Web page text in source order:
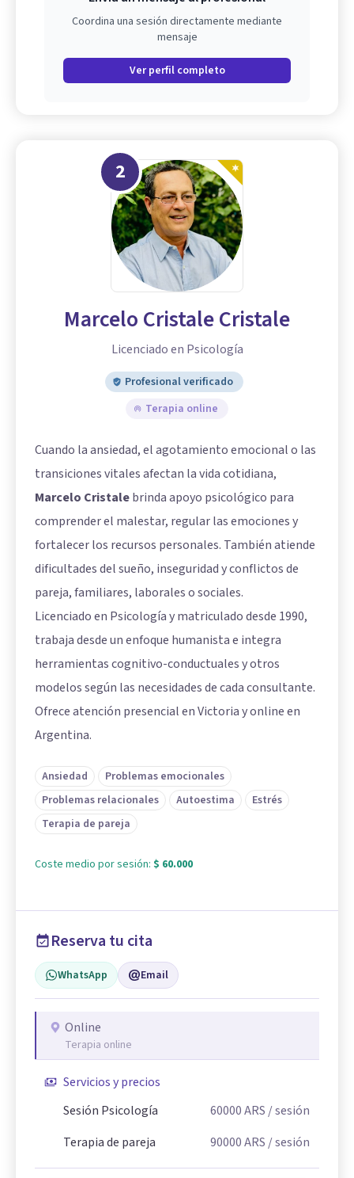
Coordina una sesión directamente mediante
mensaje
Ver perfil completo
2
Marcelo Cristale Cristale
Licenciado en Psicología
Profesional verificado
Terapia online
Cuando la ansiedad, el agotamiento emocional o las
transiciones vitales afectan la vida cotidiana,
Marcelo Cristalebrinda apoyo psicológico para
comprender el malestar, regular las emociones y
fortalecer los recursos personales. También atiende
dificultades del sueño, inseguridad y conflictos de
pareja, familiares, laborales o sociales.
Licenciado en Psicología y matriculado desde 1990,
trabaja desde un enfoque humanista e integra
herramientas cognitivo-conductuales y otros
modelos según las necesidades de cada consultante.
Ofrece atención presencial en Victoria y online en
Argentina.
Ansiedad
Problemas emocionales
Problemas relacionales
Autoestima
Estrés
Terapia de pareja
Coste medio por sesión: $ 60.000
Reserva tu cita
WhatsApp Email
Online
Terapia online
Servicios y precios
Sesión Psicología
60000ARS / sesión
Terapia de pareja
90000ARS / sesión